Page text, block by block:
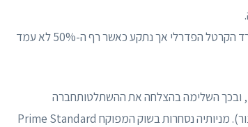
ניסיון מחודש להשתלט על דויטשה וונן במאי 2021 אושר על ידי משרד הקרטל הפדרלי אך נתקע כאשר רף ה-50% לא עמד
Vonovia היא חברת מניות אירופית Societas Europaea, SE בקיצור). מניותיה נסחרות בשוק המפוקח Prime Standard